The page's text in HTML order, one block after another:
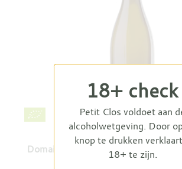
Domaine Barraud Saint-Véran 'En
18+ check
Petit Clos voldoet aan
alcoholwetgeving. Door
knop te drukken
18+ te zijn.